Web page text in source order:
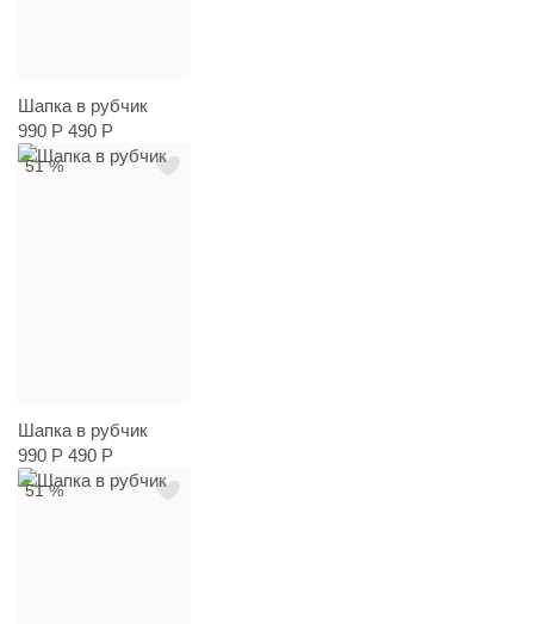
Шапка в рубчик
990 Р 490 Р
51 %
Шапка в рубчик
990 Р 490 Р
51 %